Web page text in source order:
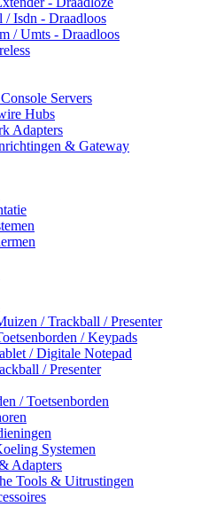
/ Isdn - Draadloos
/ Umts - Draadloos
Servers
Hubs
Adapters
& Gateway
/ Trackball / Presenter
/ Keypads
/ Digitale Notepad
/ Presenter
/ Toetsenborden
Systemen
Adapters
Tools & Uitrustingen